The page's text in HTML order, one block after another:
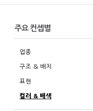
주요 컨셉별
업종
구조 & 배치
표현
컬러 & 배색